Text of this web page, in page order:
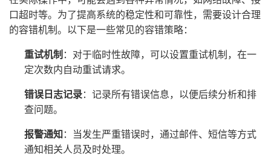
口超时等。为了提高系统的稳定性和可靠性，需要设计合理
的容错机制。以下是一些常见的容错策略：
重试机制：对于临时性故障，可以设置重试机制，在一
定次数内自动重试请求。
错误日志记录：记录所有错误信息，以便后续分析和排
查问题。
报警通知：当发生严重错误时，通过邮件、短信等方式
通知相关人员及时处理。